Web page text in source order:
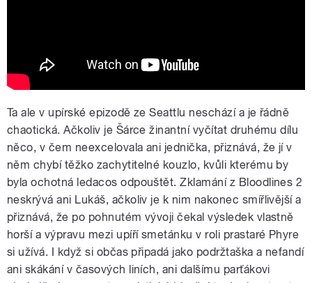
Ta ale v upírské epizodě ze Seattlu neschází a je řádně
chaotická. Ačkoliv je Šárce žinantní vyčítat druhému dílu
něco, v čem neexcelovala ani jednička, přiznává, že jí v
něm chybí těžko zachytitelné kouzlo, kvůli kterému by
byla ochotná ledacos odpouštět. Zklamání z Bloodlines 2
neskrývá ani Lukáš, ačkoliv je k nim nakonec smířlivější a
přiznává, že po pohnutém vývoji čekal výsledek vlastně
horší a výpravu mezi upíří smetánku v roli prastaré Phyre
si užívá. I když si občas připadá jako podržtaška a nefandí
ani skákání v časových liních, ani dalšímu parťákovi